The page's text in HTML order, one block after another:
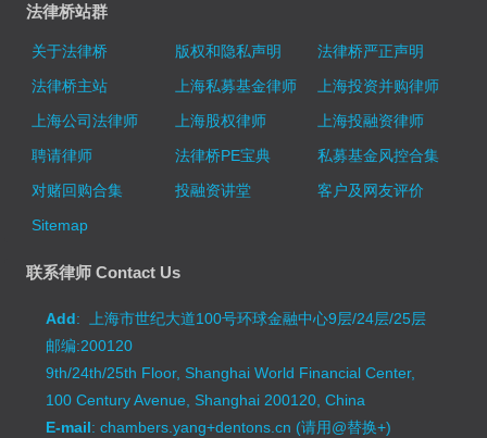
法律桥站群
关于法律桥 版权和隐私声明
法律桥严正声明
法律桥主站
上海私募基金律师
上海投资并购律师
上海公司法律师
上海股权律师
上海投融资律师
聘请律师
法律桥PE宝典
私募基金风控合集
对赌回购合集
投融资讲堂
客户及网友评价
Sitemap
联系律师 Contact Us
Add: 上海市世纪大道100号环球金融中心9层/24层/25层
邮编:200120
9th/24th/25th Floor, Shanghai World Financial Center,
100 Century Avenue, Shanghai 200120, China
E-mail: chambers.yang+dentons.cn (请用@替换+)